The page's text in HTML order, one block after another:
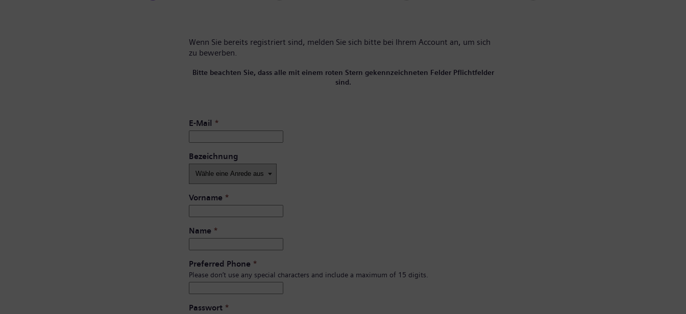
Wenn Sie bereits registriert sind, melden Sie sich bitte bei Ihrem Account an, um sich
zu bewerben.
Bitte beachten Sie, dass alle mit einem roten Stern gekennzeichneten Felder Pflichtfelder
sind.
E-Mail *
Bezeichnung
Vorname *
Name *
Preferred Phone *
Please don’t use any special characters and include a maximum of 15 digits.
Passwort *